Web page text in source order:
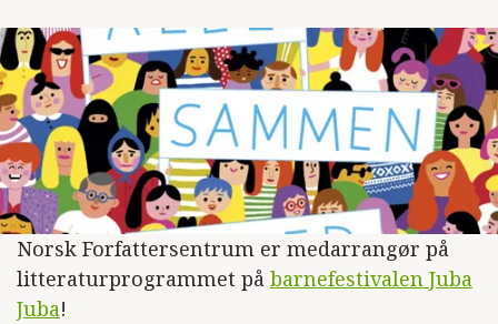
Norsk Forfattersentrum er medarrangør på
litteraturprogrammet på barnefestivalen Juba
Juba!